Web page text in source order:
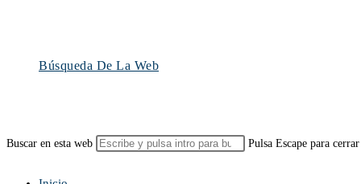
Búsqueda De La Web
Buscar en esta web Pulsa Escape para